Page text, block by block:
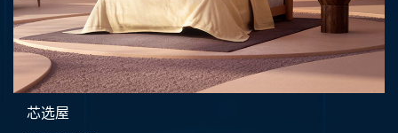
芯选屋